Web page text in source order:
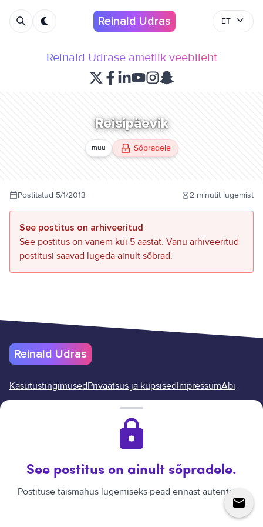
Reinald Udras ET
Reinald Udrase ametlik veebileht
Reisipäevik
muu Sõpradele
Postitatud 5/1/2013 2 minutit lugemist
See postitus on arhiveeritud
See postitus on vanem kui 5 aastat. Vanu arhiveeritud
postitusi saavad lugeda ainult sõbrad.
See postitus on ainult sõpradele.
Postituse täismahus lugemiseks pead ennast autentima.
Reinald Udras
KasutustingimusedPrivaatsus ja küpsisedImpressumAbi
Kõik õigused kaitstud.